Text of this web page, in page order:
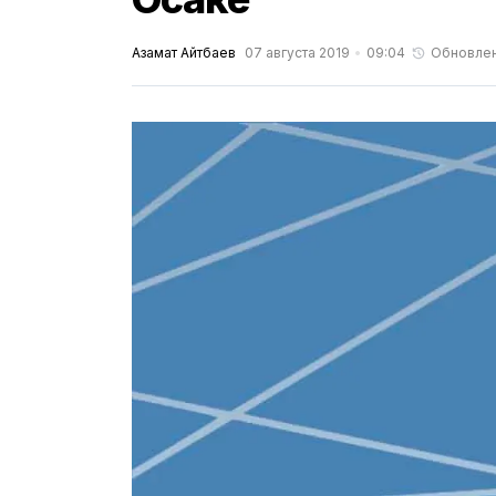
Азамат Айтбаев 07 августа 2019 09:04